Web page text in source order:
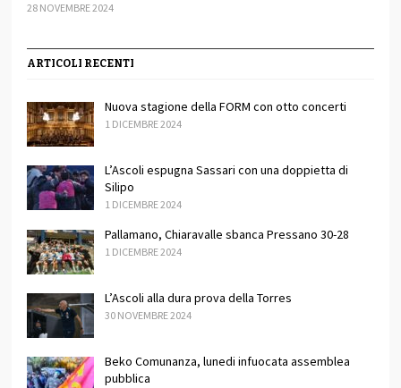
28 NOVEMBRE 2024
ARTICOLI RECENTI
Nuova stagione della FORM con otto concerti
1 DICEMBRE 2024
L’Ascoli espugna Sassari con una doppietta di
Silipo
1 DICEMBRE 2024
Pallamano, Chiaravalle sbanca Pressano 30-28
1 DICEMBRE 2024
L’Ascoli alla dura prova della Torres
30 NOVEMBRE 2024
Beko Comunanza, lunedi infuocata assemblea
pubblica